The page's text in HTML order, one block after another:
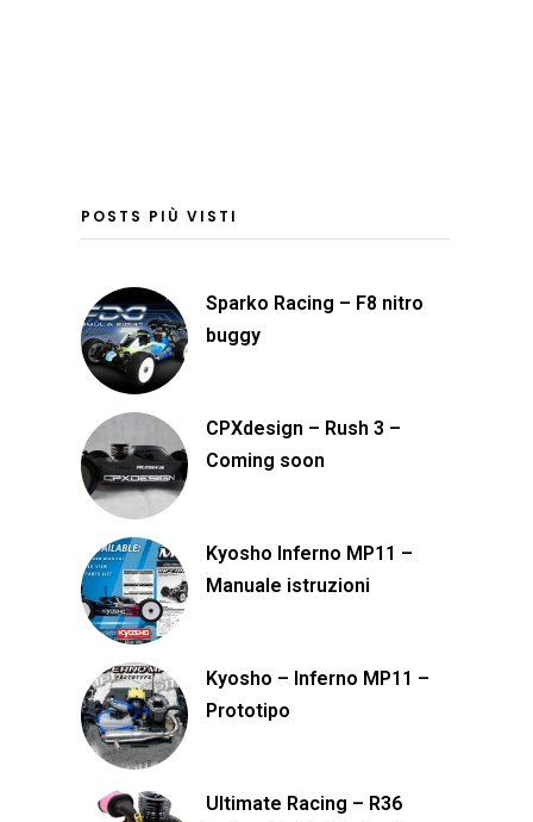
POSTS PIÙ VISTI
Sparko Racing – F8 nitro
buggy
CPXdesign – Rush 3 –
Coming soon
Kyosho Inferno MP11 –
Manuale istruzioni
Kyosho – Inferno MP11 –
Prototipo
Ultimate Racing – R36